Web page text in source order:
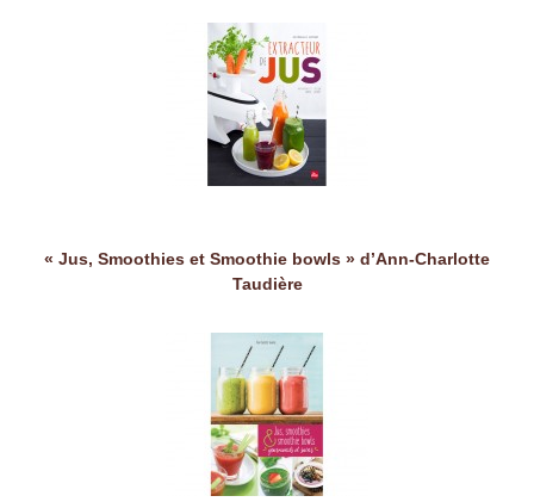
« Jus, Smoothies et Smoothie bowls » d’Ann-Charlotte
Taudière